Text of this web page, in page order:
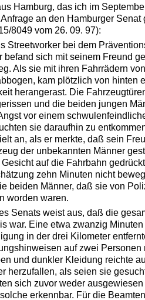
Hamburg, das ich im
an den Hamburger Senat
8049 vom 26. 09. 97):
Streetworker bei dem
befand sich mit seinem Freund
Als sie mit ihren Fahrrädern
kam plötzlich von hinten
herangerast. Die
und die beiden jungen
vor einem
sie daraufhin zu
an, als er merkte, daß sein
der unbekannten Männer
auf die Fahrbahn
zehn Minuten nicht
beiden Männer, daß sie von
worden waren.
Senats weist aus, daß die
war. Eine etwa zwanzig
in der drei Kilometer
auf zwei Personen
und dunkler Kleidung reichte
herzufallen, als seien sie
sich zuvor weder
erkennbar. Für die